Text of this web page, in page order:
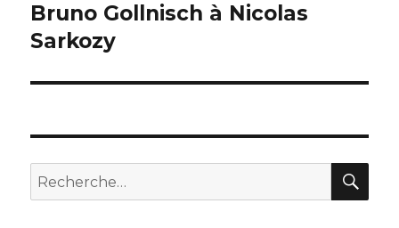
suivante :
Bruno Gollnisch à Nicolas
Sarkozy
Recherche
pour :